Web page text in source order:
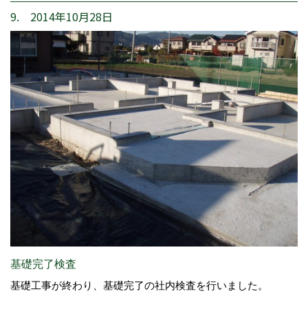
9. 2014年10月28日
基礎完了検査
基礎工事が終わり、基礎完了の社内検査を行いました。